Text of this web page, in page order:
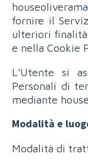
fornire il
ulteriori
e nella Cookie
L'Utente si
Personali di
mediante
Modalità e
Modalità di